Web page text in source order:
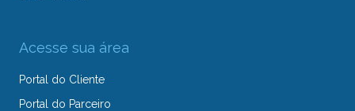
Acesse sua área
Portal do Cliente
Portal do Parceiro